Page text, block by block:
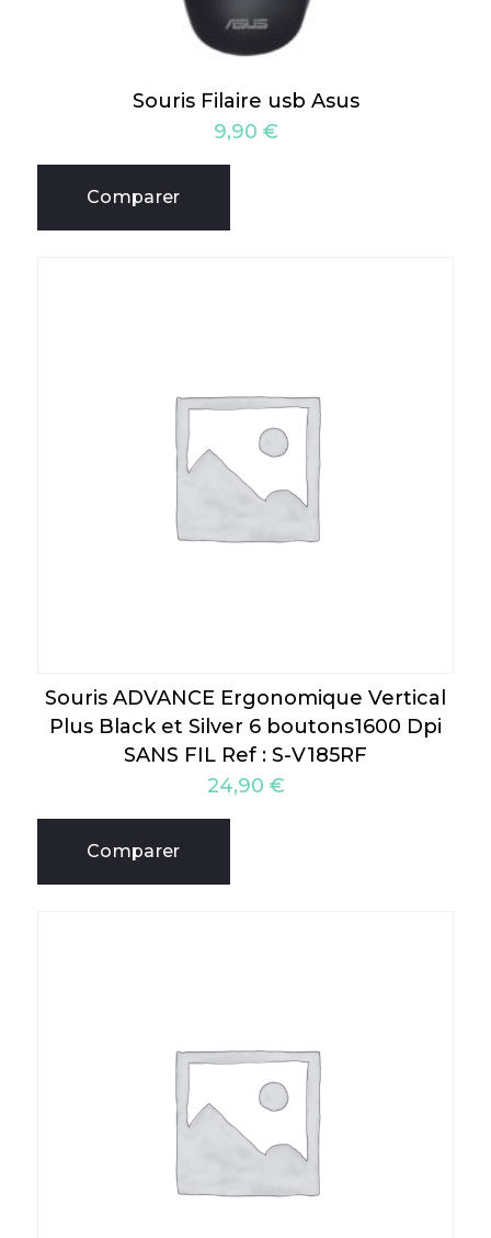
Souris Filaire usb Asus
9,90 €
Comparer
Souris ADVANCE Ergonomique Vertical
Plus Black et Silver 6 boutons1600 Dpi
SANS FIL Ref : S-V185RF
24,90 €
Comparer